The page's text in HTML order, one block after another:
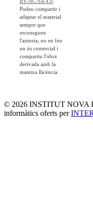
Podeu compartir i
adaptar el material
sempre que
reconegueu
l'autoria, no en feu
un ús comercial i
compartiu l'obra
derivada amb la
mateixa llicència.
© 2026 INSTITUT NOVA
informàtics oferts per